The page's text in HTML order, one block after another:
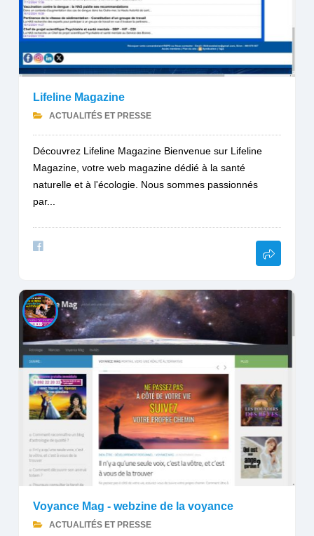
Lifeline Magazine
ACTUALITÉS ET PRESSE
Découvrez Lifeline Magazine Bienvenue sur Lifeline
Magazine, votre web magazine dédié à la santé
naturelle et à l'écologie. Nous sommes passionnés
par...
Voyance Mag - webzine de la voyance
ACTUALITÉS ET PRESSE